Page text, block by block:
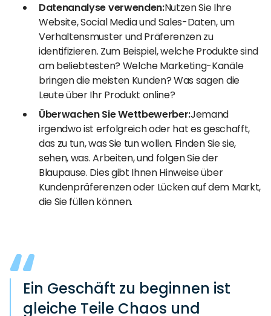
Datenanalyse verwenden:Nutzen Sie Ihre
Website, Social Media und Sales-Daten, um
Verhaltensmuster und Präferenzen zu
identifizieren. Zum Beispiel, welche Produkte sind
am beliebtesten? Welche Marketing-Kanäle
bringen die meisten Kunden? Was sagen die
Leute über Ihr Produkt online?
Überwachen Sie Wettbewerber:Jemand
irgendwo ist erfolgreich oder hat es geschafft,
das zu tun, was Sie tun wollen. Finden Sie sie,
sehen, was. Arbeiten, und folgen Sie der
Blaupause. Dies gibt Ihnen Hinweise über
Kundenpräferenzen oder Lücken auf dem Markt,
die Sie füllen können.
Ein Geschäft zu beginnen ist
gleiche Teile Chaos und